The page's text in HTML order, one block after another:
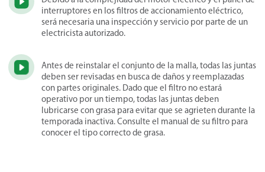
interruptores en los filtros de accionamiento eléctrico,
será necesaria una inspección y servicio por parte de un
electricista autorizado.
Antes de reinstalar el conjunto de la malla, todas las juntas
deben ser revisadas en busca de daños y reemplazadas
con partes originales. Dado que el filtro no estará
operativo por un tiempo, todas las juntas deben
lubricarse con grasa para evitar que se agrieten durante la
temporada inactiva. Consulte el manual de su filtro para
conocer el tipo correcto de grasa.